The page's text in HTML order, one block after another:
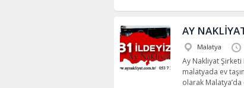
AY
Malatya
Ay Nakliyat
malatyada ev
olarak Malatya’da